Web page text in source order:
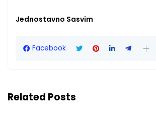
Jednostavno Sasvim
Facebook
Related Posts